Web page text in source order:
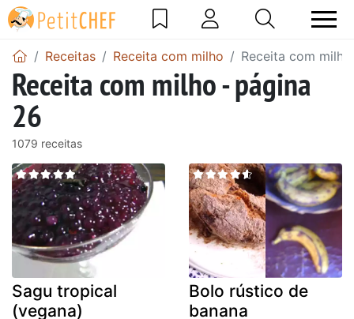
Receitas Receita com milho Receita com
Receita com milho - página
26
1079 receitas
Sagu tropical
(vegana)
Bolo rústico de
banana